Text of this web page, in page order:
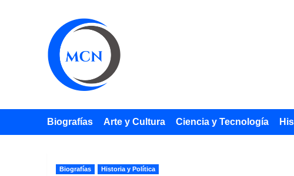
Biografías Arte y Cultura Ciencia y Tecnología
Biografías Historia y Política